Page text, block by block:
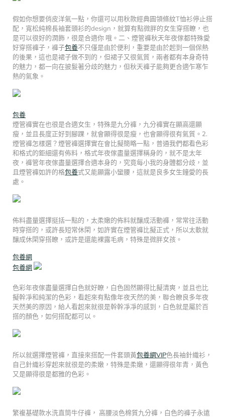
假如你想要俏皮洋氣一點，你還可以用秋款經典圓領條紋T恤衫停止搭
配，寬松純棉長袖套頭衫的design，就算有點微胖的女生穿搭瞭，也
是可以很好的潤飾，很是合適你 哦。二、煙管褲秋天年夜傢都特殊愛
好穿搭褲子，褲子包養不只僅是由於便利，重要是由於起到一個保熱
的後果，這也是裙子做不到的，但裙子又很氣質，兩者都有本身奇特
的魅力，都一向在披髮著分歧的魅力，但秋天褲子能夠更合適乍寒乍
熱的氣象。
包養
煙管褲實在也很是合適女生，特殊是九分褲，九分褲實在顯高還顯
瘦，並且長度正好到腳踝，就會顯得很是瘦，也會顯得很有氣質。2.
煙管褲怎樣選？煙管褲選擇實在會比擬簡略一點，普通我們都看色彩
和格式的鉅細還有佈料，格式年夜傢盡量選擇稱身的，就不是太年
夜，褲管年夜傢盡量選擇合適本身的，究竟每小我的身體都分歧，並
且煙管褲如許的格包養式又能顯露小蠻腰，這就是良多女生鐘愛的長
處。
佈料盡量選擇挺括一點的，太柔嫩的佈料就釀成活動褲，常常往活動
時穿搭的，或許長短常休閑，如許實在煙管褲比擬正式，所以太軟就
釀成休閑穿搭瞭，或許是還能裸露毛病，特殊是微胖女孩。
包養網
包養網
色彩年夜傢盡量選擇白色就好瞭，白色固然顯得比擬清爽，並且也比
擬幹凈和純潔的色彩，看起來有點像年夜天然的美，聯合瞭良多年夜
天然美的原因，給人看起來就很是幹幹凈凈的感到，白色就是屬於百
搭的顏色，如何搭配都可以。
所以就選擇煙管褲，直接來搭配一件套頭黃包養網VIP色長袖針織衫，
自己針織衫穿起來就很是的柔嫩，特殊是柔嫩，還顯得很年青，黃色
又是顯得很是都雅的色彩。
繁複基礎款水洗直筒牛仔褲， 高腰淡色棉質九分褲，白色的褲子永遠